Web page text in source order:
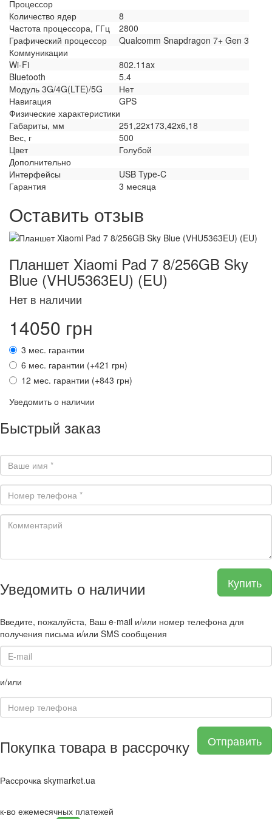
Процессор
Количество ядер
8
Частота процессора, ГГц
2800
Графический процессор
Qualcomm Snapdragon 7+ Gen 3
Коммуникации
Wi-Fi
802.11ax
Bluetooth
5.4
Модуль 3G/4G(LTE)/5G
Нет
Навигация
GPS
Физические характеристики
Габариты, мм
251,22x173,42x6,18
Вес, г
500
Цвет
Голубой
Дополнительно
Интерфейсы
USB Type-C
Гарантия
3 месяца
Оставить отзыв
Планшет Xiaomi Pad 7 8/256GB Sky
Blue (VHU5363EU) (EU)
Нет в наличии
14050 грн
3 мес. гарантии
6 мес. гарантии (+421 грн)
12 мес. гарантии (+843 грн)
Уведомить о наличии
Быстрый заказ
Купить
Уведомить о наличии
Введите, пожалуйста, Ваш e-mail и/или номер телефона для
получения письма и/или SMS сообщения
и/или
Отправить
Покупка товара в рассрочку
Рассрочка skymarket.ua
к-во ежемесячных платежей